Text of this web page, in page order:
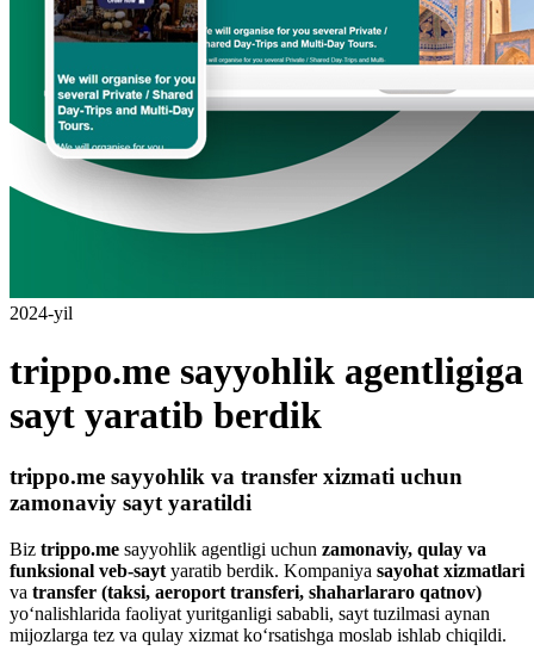
2024-yil
trippo.me sayyohlik agentligiga
sayt yaratib berdik
trippo.me sayyohlik va transfer xizmati uchun
zamonaviy sayt yaratildi
Biz trippo.me sayyohlik agentligi uchun zamonaviy, qulay va
funksional veb-sayt yaratib berdik. Kompaniya sayohat xizmatlari
va transfer (taksi, aeroport transferi, shaharlararo qatnov)
yo‘nalishlarida faoliyat yuritganligi sababli, sayt tuzilmasi aynan
mijozlarga tez va qulay xizmat ko‘rsatishga moslab ishlab chiqildi.